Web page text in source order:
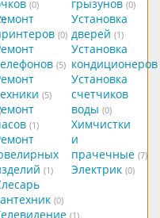
(0)
(0)
(5)
(5)
(1)
(1)
(0)
(1)
грызунов (0)
Установка
дверей (1)
Установка
кондиционеров
Установка
счетчиков
воды (0)
Химчистки
и
прачечные (7)
Электрик (0)